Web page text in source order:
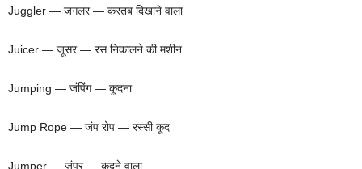
Juggler — जगलर — करतब दिखाने वाला
Juicer — जूसर — रस निकालने की मशीन
Jumping — जंपिंग — कूदना
Jump Rope — जंप रोप — रस्सी कूद
Jumper — जंपर — कूदने वाला